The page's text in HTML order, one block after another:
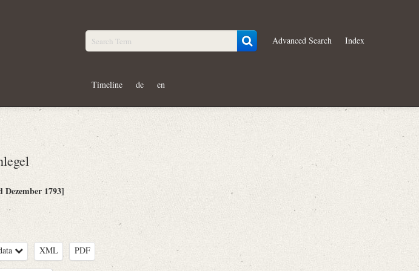
Advanced Search Index
Timeline de en
1793]
XML PDF